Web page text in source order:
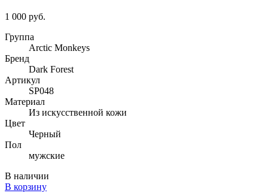
1 000 руб.
Группа
Arctic Monkeys
Бренд
Dark Forest
Артикул
SP048
Материал
Из искусственной кожи
Цвет
Черный
Пол
мужские
В наличии
В корзину